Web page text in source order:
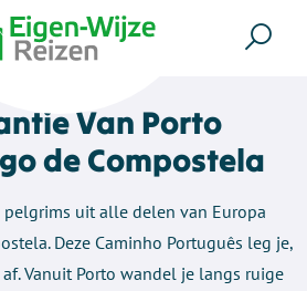
Van Porto
de Compostela
uit alle delen van Europa
Deze Caminho Português leg je,
Vanuit Porto wandel je langs ruige